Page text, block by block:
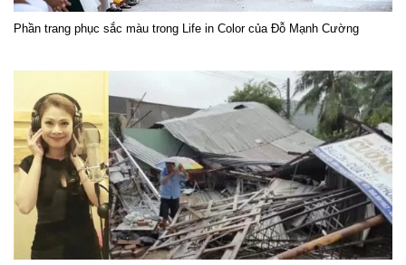
Phần trang phục sắc màu trong Life in Color của Đỗ Mạnh Cường